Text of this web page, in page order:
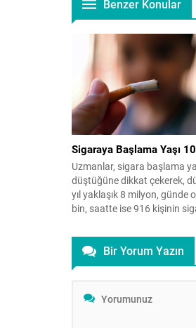
Benzer Konular
Sigaraya Başlama Yaşı
Uzmanlar, sigara başlama
düştüğüne dikkat çekerek,
yıl yaklaşık 8 milyon, günde
bin, saatte ise 916 kişinin
Üniversitesi Sağlık Bilimleri
Öğretim Üyesi Doç. Dr. Gülay
“Nikotin Bağımlılığı ve
Davranışların, düşünce ve...
Bir Yorum Yazın